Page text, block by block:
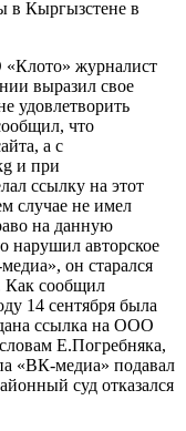
в Кыргызстене в
«Клото» журналист
выразил свое
удовлетворить
что
а с
и при
ссылку на этот
случае не имел
на данную
нарушил авторское
он старался
Как сообщил
14 сентября была
ссылка на ООО
Е.Погребняка,
«ВК-медиа» подавал
суд отказался